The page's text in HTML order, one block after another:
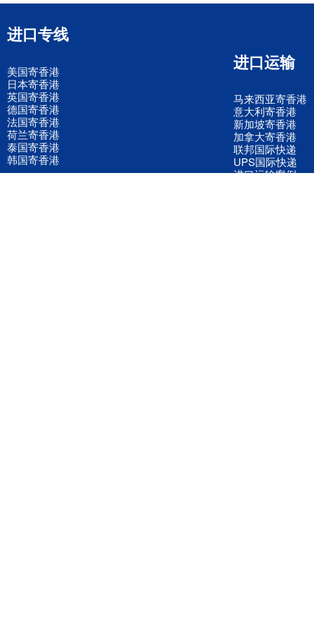
进口专线
美国寄香港
日本寄香港
英国寄香港
德国寄香港
法国寄香港
荷兰寄香港
泰国寄香港
韩国寄香港
进口运输
马来西亚寄香港
意大利寄香港
新加坡寄香港
加拿大寄香港
联邦国际快递
UPS国际快递
进口运输案例